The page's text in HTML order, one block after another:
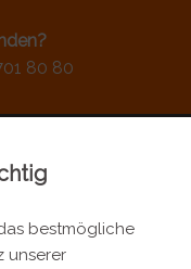
80 80
bestmögliche
unserer